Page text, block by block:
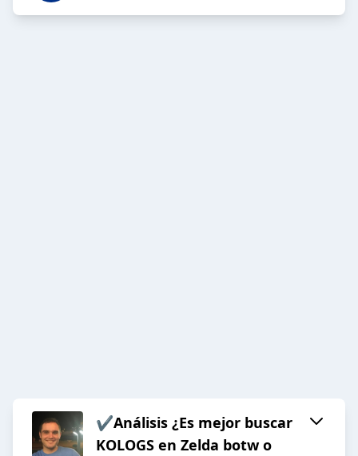
✔️Análisis ¿Es mejor buscar
KOLOGS en Zelda botw o